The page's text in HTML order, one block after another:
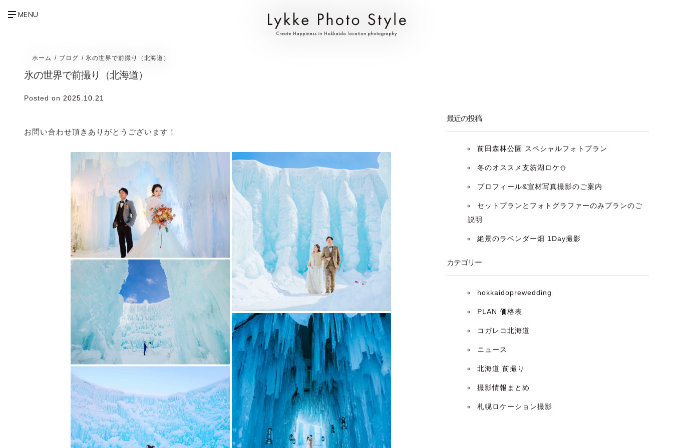
ホーム ブログ 氷の世界で前撮り（北海道）
氷の世界で前撮り（北海道）
Posted on 2025.10.21
お問い合わせ頂きありがとうございます！
最近の投稿
前田森林公園 スペシャルフォトプラン
冬のオススメ支笏湖ロケ⛄️
プロフィール&宣材写真撮影のご案内
セットプランとフォトグラファーのみプランのご
説明
絶景のラベンダー畑 1Day撮影
カテゴリー
hokkaidoprewedding
PLAN 価格表
コガレコ北海道
ニュース
北海道 前撮り
撮影情報まとめ
札幌ロケーション撮影